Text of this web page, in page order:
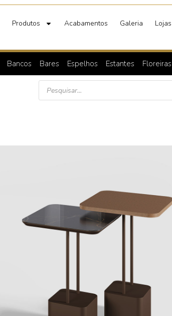
Produtos Acabamentos Galeria Lojas
Bancos Bares Espelhos Estantes Floreiras